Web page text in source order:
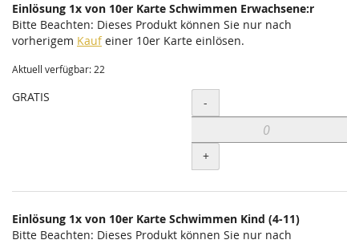
Einlösung 1x von 10er Karte Schwimmen Erwachsene:r
Bitte Beachten: Dieses Produkt können Sie nur nach
vorherigem Kaufeiner 10er Karte einlösen.
Aktuell verfügbar: 22
GRATIS Menge
-
+
Einlösung 1x von 10er Karte Schwimmen Kind (4-11)
Bitte Beachten: Dieses Produkt können Sie nur nach